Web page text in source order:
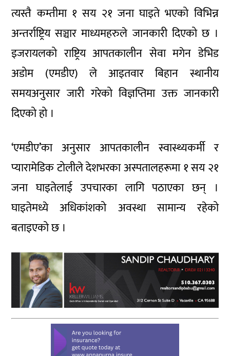
त्यस्तै कम्तीमा १ सय २१ जना घाइते भएको विभिन्न
अन्तर्राष्ट्रिय सञ्चार माध्यमहरुले जानकारी दिएको छ ।
इजरायलको राष्ट्रिय आपतकालीन सेवा मगेन डेभिड
अडोम (एमडीए) ले आइतवार बिहान स्थानीय
समयअनुसार जारी गरेको विज्ञप्तिमा उक्त जानकारी
दिएको हो ।
‘एमडीए’का अनुसार आपतकालीन स्वास्थ्यकर्मी र
प्यारामेडिक टोलीले देशभरका अस्पतालहरूमा १ सय २१
जना घाइतेलाई उपचारका लागि पठाएका छन् ।
घाइतेमध्ये अधिकांशको अवस्था सामान्य रहेको
बताइएको छ ।